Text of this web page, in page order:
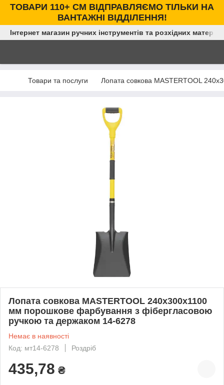
ТОВАРИ 110+ СМ ВІДПРАВЛЯЄМО ТІЛЬКИ НА
ВАНТАЖНІ ВІДДІЛЕННЯ!
Інтернет магазин ручних інструментів та розхідних
Товари та послуги Лопата совкова MASTERTOOL
Лопата совкова MASTERTOOL 240х300х1100
мм порошкове фарбування з фібергласовою
ручкою та держаком 14-6278
Немає в наявності
Код: мт14-6278
Роздріб
435,78 ₴